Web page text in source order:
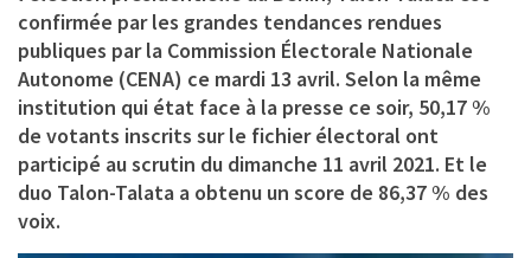
confirmée par les grandes tendances rendues
publiques par la Commission Électorale Nationale
Autonome (CENA) ce mardi 13 avril. Selon la même
institution qui état face à la presse ce soir, 50,17 %
de votants inscrits sur le fichier électoral ont
participé au scrutin du dimanche 11 avril 2021. Et le
duo Talon-Talata a obtenu un score de 86,37 % des
voix.